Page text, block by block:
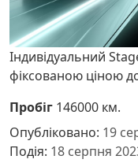
Індивідуальний
фіксованою ціною
Пробіг 146000 км.
Опубліковано: 19
Подія: 18 серпня